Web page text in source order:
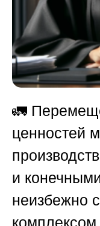
🚛
ценностей
и
неизбежно
комплексом